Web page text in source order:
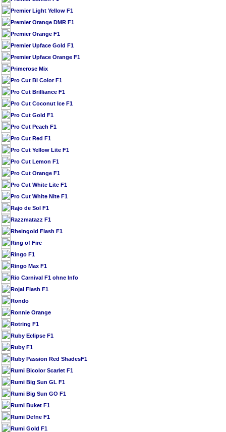
Premier Light Yellow F1
Premier Orange DMR F1
Premier Orange F1
Premier Upface Gold F1
Premier Upface Orange F1
Primerose Mix
Pro Cut Bi Color F1
Pro Cut Brilliance F1
Pro Cut Coconut Ice F1
Pro Cut Gold F1
Pro Cut Peach F1
Pro Cut Red F1
Pro Cut Yellow Lite F1
Pro Cut Lemon F1
Pro Cut Orange F1
Pro Cut White Lite F1
Pro Cut White Nite F1
Rajo de Sol F1
Razzmatazz F1
Rheingold Flash F1
Ring of Fire
Ringo F1
Ringo Max F1
Rio Carnival F1 ohne Info
Rojal Flash F1
Rondo
Ronnie Orange
Rotring F1
Ruby Eclipse F1
Ruby F1
Ruby Passion Red ShadesF1
Rumi Bicolor Scarlet F1
Rumi Big Sun GL F1
Rumi Big Sun GO F1
Rumi Buket F1
Rumi Defne F1
Rumi Gold F1